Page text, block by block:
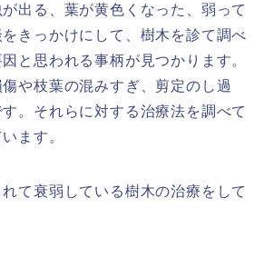
出る、葉が黄色くなった、弱って
きっかけにして、樹木を診て調べ
と思われる事柄が見つかります。
や枝葉の混みすぎ、剪定のし過
。それらに対する治療法を調べて
ます。
て衰弱している樹木の治療をして